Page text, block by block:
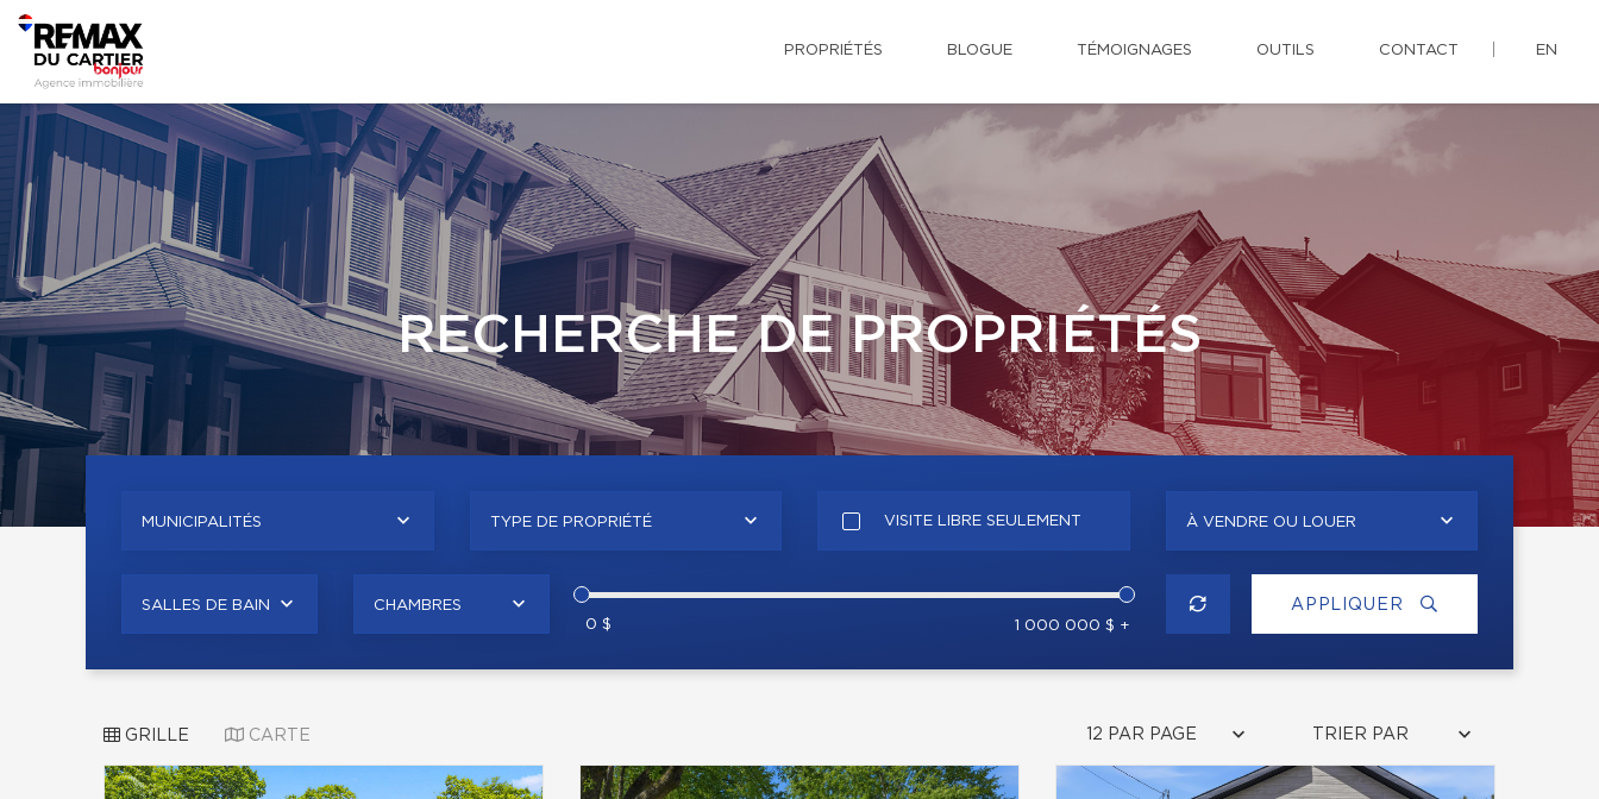
PROPRIÉTÉS BLOGUE TÉMOIGNAGES OUTILS CONTACT EN
RECHERCHE DE PROPRIÉTÉS
MUNICIPALITÉS TYPE DE PROPRIÉTÉ VISITE LIBRE SEULEMENT À VENDRE OU LOUER
SALLES DE BAIN
CHAMBRES
0 $
1 000 000 $ +
APPLIQUER
GRILLE CARTE 12 PAR PAGE TRIER PAR